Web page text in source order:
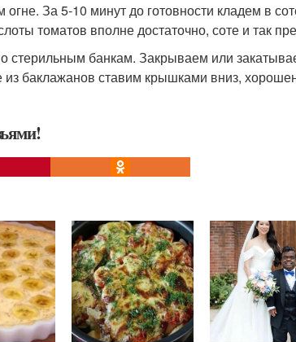
За 5-10 минут до готовности кладем в
томатов вполне достаточно, соте и так
стерильным банкам. Закрываем или
из баклажанов ставим крышками вниз,